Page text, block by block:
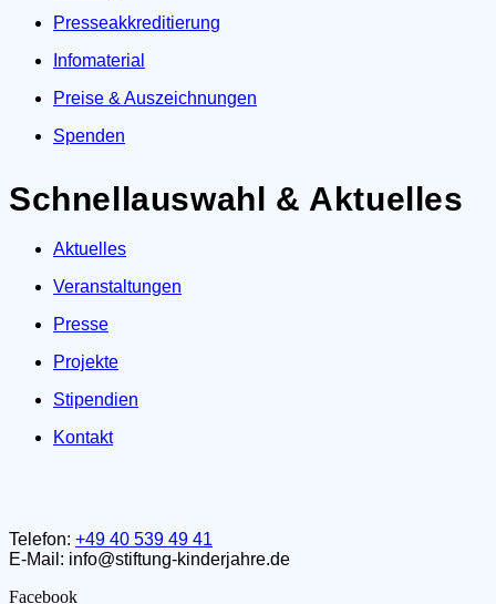
Presseakkreditierung
Infomaterial
Preise & Auszeichnungen
Spenden
Schnellauswahl & Aktuelles
Aktuelles
Veranstaltungen
Presse
Projekte
Stipendien
Kontakt
Telefon: +49 40 539 49 41
E-Mail: info@stiftung-kinderjahre.de
Facebook